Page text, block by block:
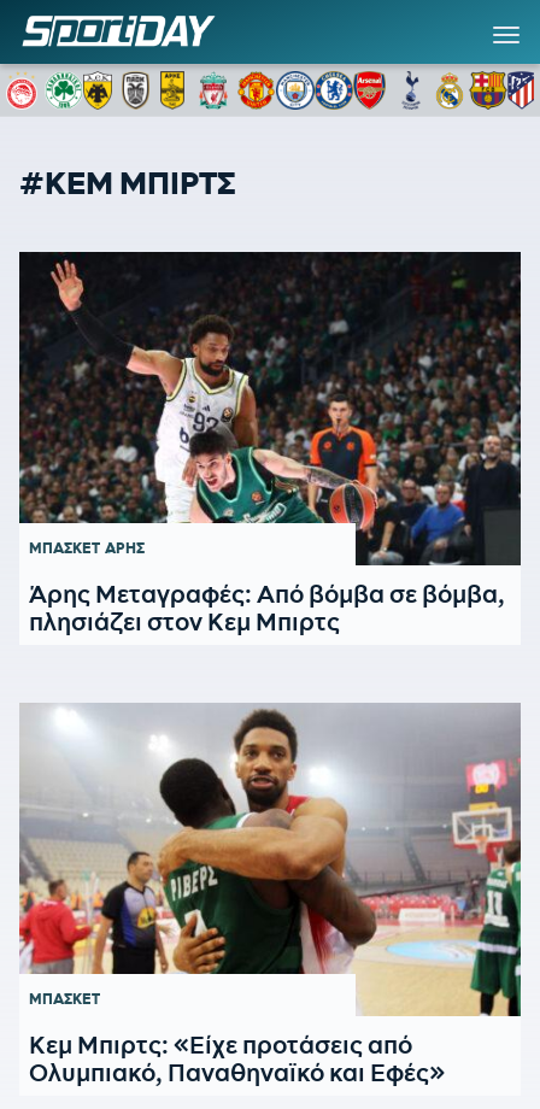
#ΚΕΜ ΜΠΙΡΤΣ
ΜΠΑΣΚΕΤ ΑΡΗΣ
Άρης Μεταγραφές: Από βόμβα σε βόμβα,
πλησιάζει στον Κεμ Μπιρτς
ΜΠΑΣΚΕΤ
Κεμ Μπιρτς: «Είχε προτάσεις από
Ολυμπιακό, Παναθηναϊκό και Εφές»